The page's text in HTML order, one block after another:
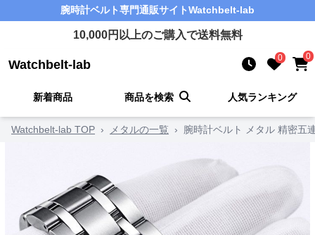
腕時計ベルト専門通販サイトWatchbelt-lab
10,000円以上のご購入で送料無料
Watchbelt-lab 0 0
新着商品 商品を検索 人気ランキング
Watchbelt-lab TOP › メタルの一覧 › 腕時計ベルト メタル 精密五